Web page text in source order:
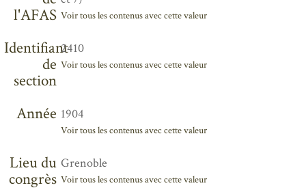
l'AFAS Voir tous les contenus avec cette valeur
Identifiant
de
section
2410
Voir tous les contenus avec cette valeur
Année 1904
Voir tous les contenus avec cette valeur
Lieu du
congrès
Grenoble
Voir tous les contenus avec cette valeur